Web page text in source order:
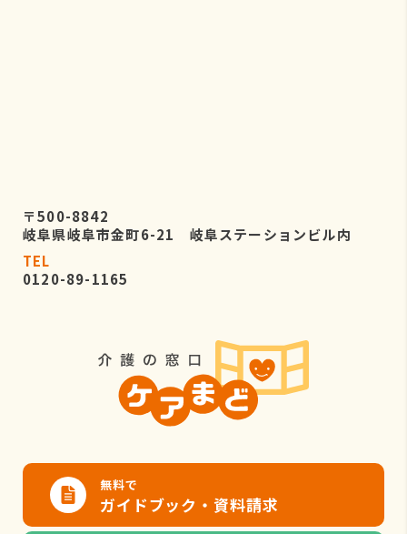
〒500-8842
岐阜県岐阜市金町6-21 岐阜ステーションビル内
TEL
0120-89-1165
無料で
ガイドブック・資料請求